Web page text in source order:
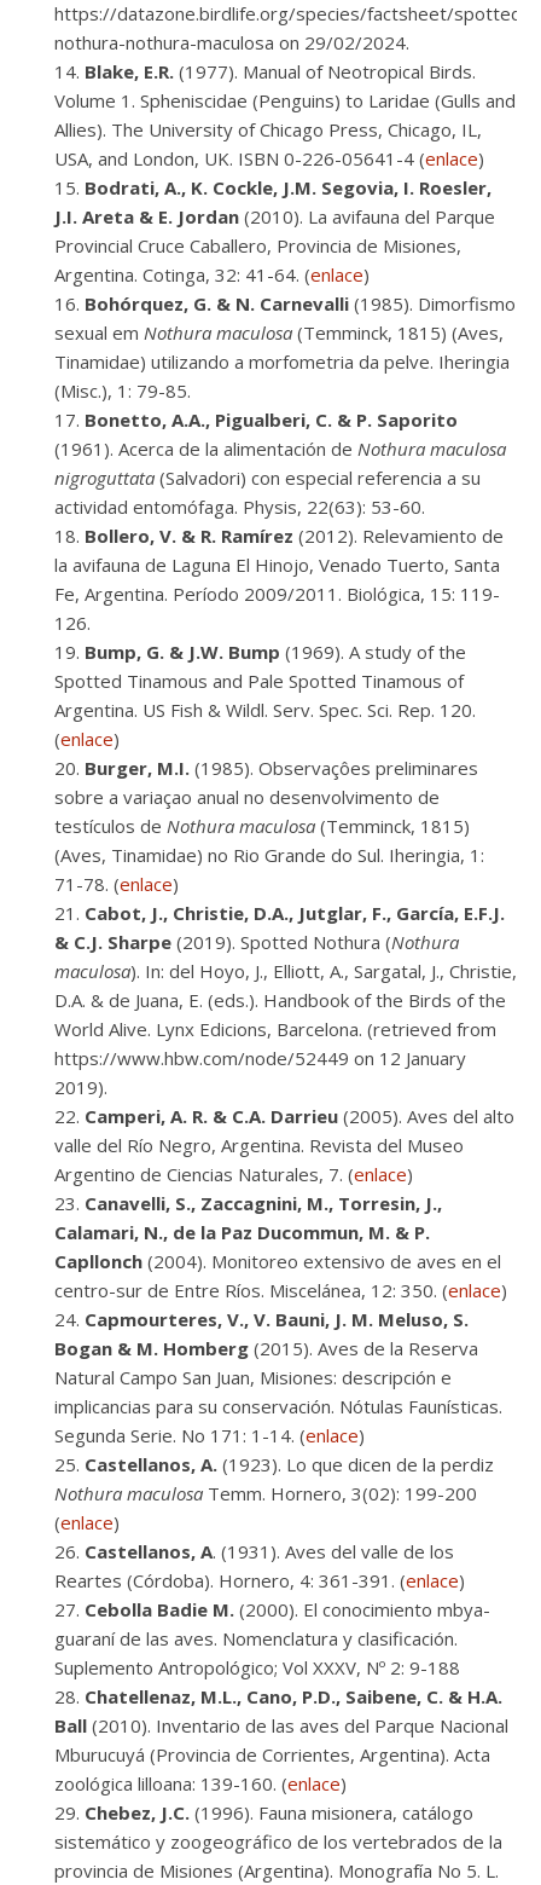
https://datazone.birdlife.org/species/factsheet/spotted-
nothura-nothura-maculosa on 29/02/2024.
Blake, E.R. (1977). Manual of Neotropical Birds.
Volume 1. Spheniscidae (Penguins) to Laridae (Gulls and
Allies). The University of Chicago Press, Chicago, IL,
USA, and London, UK. ISBN 0-226-05641-4 (enlace)
Bodrati, A., K. Cockle, J.M. Segovia, I. Roesler,
J.I. Areta & E. Jordan (2010). La avifauna del Parque
Provincial Cruce Caballero, Provincia de Misiones,
Argentina. Cotinga, 32: 41-64. (enlace)
Bohórquez, G. & N. Carnevalli (1985). Dimorfismo
sexual em Nothura maculosa (Temminck, 1815) (Aves,
Tinamidae) utilizando a morfometria da pelve. Iheringia
(Misc.), 1: 79-85.
Bonetto, A.A., Pigualberi, C. & P. Saporito
(1961). Acerca de la alimentación de Nothura maculosa
nigroguttata (Salvadori) con especial referencia a su
actividad entomófaga. Physis, 22(63): 53-60.
Bollero, V. & R. Ramírez (2012). Relevamiento de
la avifauna de Laguna El Hinojo, Venado Tuerto, Santa
Fe, Argentina. Período 2009/2011. Biológica, 15: 119-
126.
Bump, G. & J.W. Bump (1969). A study of the
Spotted Tinamous and Pale Spotted Tinamous of
Argentina. US Fish & Wildl. Serv. Spec. Sci. Rep. 120.
(enlace)
Burger, M.I. (1985). Observaçôes preliminares
sobre a variaçao anual no desenvolvimento de
testículos de Nothura maculosa (Temminck, 1815)
(Aves, Tinamidae) no Rio Grande do Sul. Iheringia, 1:
71-78. (enlace)
Cabot, J., Christie, D.A., Jutglar, F., García, E.F.J.
& C.J. Sharpe (2019). Spotted Nothura (Nothura
maculosa). In: del Hoyo, J., Elliott, A., Sargatal, J., Christie,
D.A. & de Juana, E. (eds.). Handbook of the Birds of the
World Alive. Lynx Edicions, Barcelona. (retrieved from
https://www.hbw.com/node/52449 on 12 January
2019).
Camperi, A. R. & C.A. Darrieu (2005). Aves del alto
valle del Río Negro, Argentina. Revista del Museo
Argentino de Ciencias Naturales, 7. (enlace)
Canavelli, S., Zaccagnini, M., Torresin, J.,
Calamari, N., de la Paz Ducommun, M. & P.
Capllonch (2004). Monitoreo extensivo de aves en el
centro-sur de Entre Ríos. Miscelánea, 12: 350. (enlace)
Capmourteres, V., V. Bauni, J. M. Meluso, S.
Bogan & M. Homberg (2015). Aves de la Reserva
Natural Campo San Juan, Misiones: descripción e
implicancias para su conservación. Nótulas Faunísticas.
Segunda Serie. No 171: 1-14. (enlace)
Castellanos, A. (1923). Lo que dicen de la perdiz
Nothura maculosa Temm. Hornero, 3(02): 199-200
(enlace)
Castellanos, A. (1931). Aves del valle de los
Reartes (Córdoba). Hornero, 4: 361-391. (enlace)
Cebolla Badie M. (2000). El conocimiento mbya-
guaraní de las aves. Nomenclatura y clasificación.
Suplemento Antropológico; Vol XXXV, Nº 2: 9-188
Chatellenaz, M.L., Cano, P.D., Saibene, C. & H.A.
Ball (2010). Inventario de las aves del Parque Nacional
Mburucuyá (Provincia de Corrientes, Argentina). Acta
zoológica lilloana: 139-160. (enlace)
Chebez, J.C. (1996). Fauna misionera, catálogo
sistemático y zoogeográfico de los vertebrados de la
provincia de Misiones (Argentina). Monografía No 5. L.